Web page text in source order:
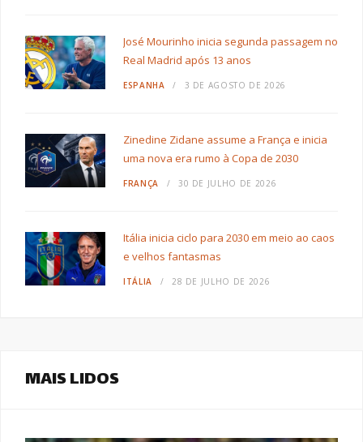
José Mourinho inicia segunda passagem no
Real Madrid após 13 anos
ESPANHA 3 DE AGOSTO DE 2026
Zinedine Zidane assume a França e inicia
uma nova era rumo à Copa de 2030
FRANÇA 30 DE JULHO DE 2026
Itália inicia ciclo para 2030 em meio ao caos
e velhos fantasmas
ITÁLIA 28 DE JULHO DE 2026
MAIS LIDOS